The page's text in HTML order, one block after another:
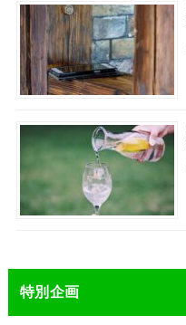
特別企画